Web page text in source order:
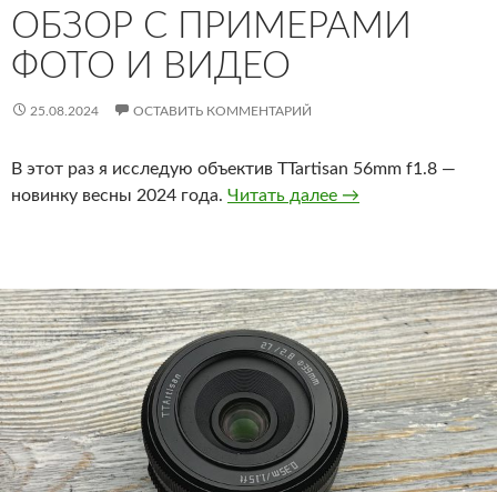
ОБЗОР С ПРИМЕРАМИ
ФОТО И ВИДЕО
25.08.2024 ОСТАВИТЬ КОММЕНТАРИЙ
В этот раз я исследую объектив TTartisan 56mm f1.8 —
новинку весны 2024 года. Читать далее TTartisan 56mm
→